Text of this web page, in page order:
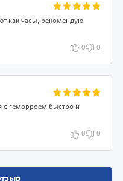
как часы, рекомендую
0 0
с геморроем быстро и
0 0